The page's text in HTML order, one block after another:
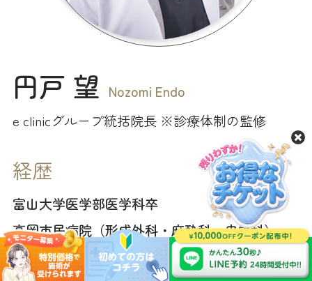
円戸 望 Nozomi Endo
e clinicグループ統括院長 ※診療体制の監修
経歴
富山大学医学部医学科卒
高岡市民病院（形成外科・麻酔科・皮膚科）
Fort Wayne Parkview 病院